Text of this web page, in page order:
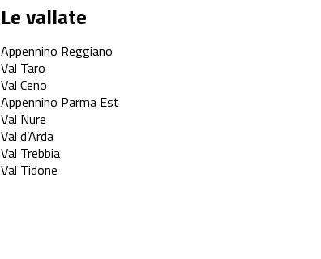
Le vallate
Appennino Reggiano
Val Taro
Val Ceno
Appennino Parma Est
Val Nure
Val d’Arda
Val Trebbia
Val Tidone